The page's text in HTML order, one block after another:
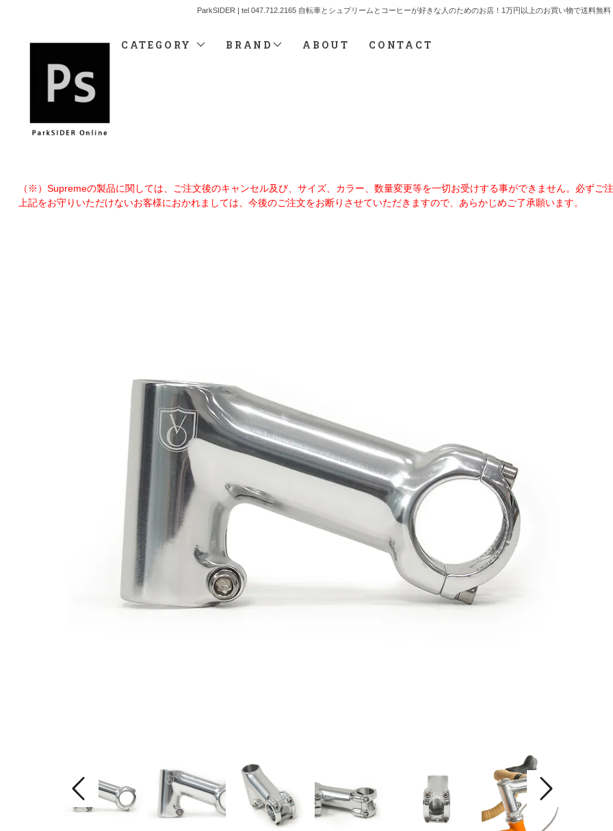
ParkSIDER | tel 047.712.2165 自転車とシュプリームとコーヒーが好きな人のためのお店！1万円以上のお買い物で送料無料
CATEGORY BRAND ABOUT CONTACT
（※）Supremeの製品に関しては、ご注文後のキャンセル及び、サイズ、カラー、数量変更等を一切お受けする事ができません。必ずご
上記をお守りいただけないお客様におかれましては、今後のご注文をお断りさせていただきますので、あらかじめご了承願います。